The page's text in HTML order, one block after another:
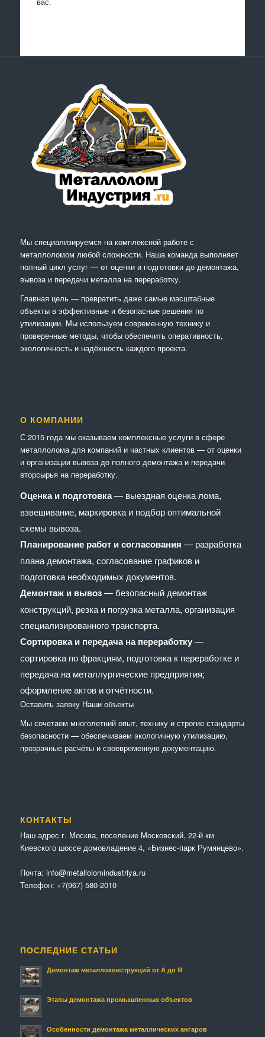
Мы специализируемся на комплексной работе с
металлоломом любой сложности. Наша команда выполняет
полный цикл услуг — от оценки и подготовки до демонтажа,
вывоза и передачи металла на переработку.
Главная цель — превратить даже самые масштабные
объекты в эффективные и безопасные решения по
утилизации. Мы используем современную технику и
проверенные методы, чтобы обеспечить оперативность,
экологичность и надёжность каждого проекта.
О КОМПАНИИ
С 2015 года мы оказываем комплексные услуги в сфере
металлолома для компаний и частных клиентов — от оценки
и организации вывоза до полного демонтажа и передачи
вторсырья на переработку.
Оценка и подготовка— выездная оценка лома,
взвешивание, маркировка и подбор оптимальной
схемы вывоза.
Планирование работ и согласования — разработка
плана демонтажа, согласование графиков и
подготовка необходимых документов.
Демонтаж и вывоз— безопасный демонтаж
конструкций, резка и погрузка металла, организация
специализированного транспорта.
Сортировка и передача на переработку—
сортировка по фракциям, подготовка к переработке и
передача на металлургические предприятия;
оформление актов и отчётности.
Оставить заявку Наши объекты
Мы сочетaем многолетний опыт, технику и строгие стандарты
безопасности — обеспечиваем экологичную утилизацию,
прозрачные расчёты и своевременную документацию.
КОНТАКТЫ
Наш адрес г. Москва, поселение Московский, 22-й км
Киевского шоссе домовладение 4, «Бизнес-парк Румянцево».
Почта: info@metallolomindustriya.ru
Телефон: +7(967) 580-2010
ПОСЛЕДНИЕ СТАТЬИ
Демонтаж металлоконструкций от А до Я
Этапы демонтажа промышленных объектов
Особенности демонтажа металлических ангаров